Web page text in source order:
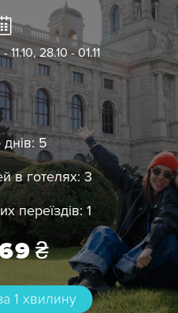
до
11.10, 28.10 - 01.11
5
в готелях: 3
переїздів: 1
₴
1 хвилину